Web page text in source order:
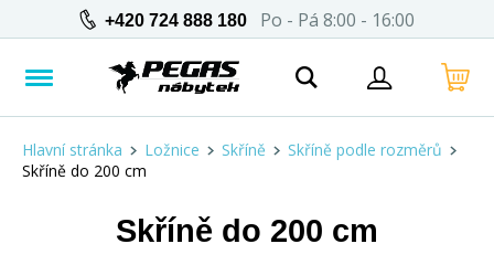
+420 724 888 180 Po - Pá 8:00 - 16:00
Hlavní stránka Ložnice Skříně
Skříně podle rozměrů
Skříně do 200 cm
Skříně do 200 cm